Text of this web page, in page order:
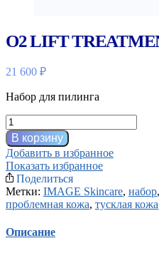
O2 LIFT
21 600 ₽
Набор для пилинга
Количество
товара
O2
LIFT
Treatment
Kit
В корзину
Добавить в избранное
Показать избранное
Поделиться
Метки: IMAGE Skincare, набор,
проблемная кожа, тусклая кожа
Описание